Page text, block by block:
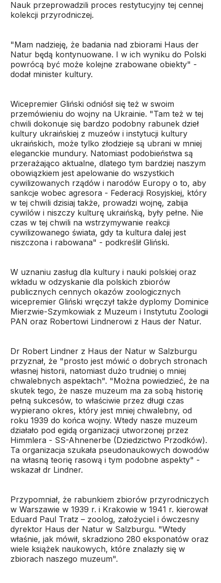
Nauk przeprowadzili proces restytucyjny tej cennej
kolekcji przyrodniczej.
"Mam nadzieję, że badania nad zbiorami Haus der
Natur będą kontynuowane. I w ich wyniku do Polski
powrócą być może kolejne zrabowane obiekty" -
dodał minister kultury.
Wicepremier Gliński odniósł się też w swoim
przemówieniu do wojny na Ukrainie. "Tam też w tej
chwili dokonuje się bardzo podobny rabunek dzieł
kultury ukraińskiej z muzeów i instytucji kultury
ukraińskich, może tylko złodzieje są ubrani w mniej
eleganckie mundury. Natomiast podobieństwa są
przerażająco aktualne, dlatego tym bardziej naszym
obowiązkiem jest apelowanie do wszystkich
cywilizowanych rządów i narodów Europy o to, aby
sankcje wobec agresora - Federacji Rosyjskiej, który
w tej chwili dzisiaj także, prowadzi wojnę, zabija
cywilów i niszczy kulturę ukraińską, były pełne. Nie
czas w tej chwili na wstrzymywanie reakcji
cywilizowanego świata, gdy ta kultura dalej jest
niszczona i rabowana" - podkreślił Gliński.
W uznaniu zasług dla kultury i nauki polskiej oraz
wkładu w odzyskanie dla polskich zbiorów
publicznych cennych okazów zoologicznych
wicepremier Gliński wręczył także dyplomy Dominice
Mierzwie-Szymkowiak z Muzeum i Instytutu Zoologii
PAN oraz Robertowi Lindnerowi z Haus der Natur.
Dr Robert Lindner z Haus der Natur w Salzburgu
przyznał, że "prosto jest mówić o dobrych stronach
własnej historii, natomiast dużo trudniej o mniej
chwalebnych aspektach". "Można powiedzieć, że na
skutek tego, że nasze muzeum ma za sobą historię
pełną sukcesów, to właściwie przez długi czas
wypierano okres, który jest mniej chwalebny, od
roku 1939 do końca wojny. Wtedy nasze muzeum
działało pod egidą organizacji utworzonej przez
Himmlera - SS-Ahnenerbe (Dziedzictwo Przodków).
Ta organizacja szukała pseudonaukowych dowodów
na własną teorię rasową i tym podobne aspekty" -
wskazał dr Lindner.
Przypomniał, że rabunkiem zbiorów przyrodniczych
w Warszawie w 1939 r. i Krakowie w 1941 r. kierował
Eduard Paul Tratz – zoolog, założyciel i ówczesny
dyrektor Haus der Natur w Salzburgu. "Wtedy
właśnie, jak mówił, skradziono 280 eksponatów oraz
wiele książek naukowych, które znalazły się w
zbiorach naszego muzeum".